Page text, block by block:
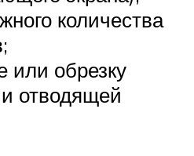
количества
или обрезку
отводящей